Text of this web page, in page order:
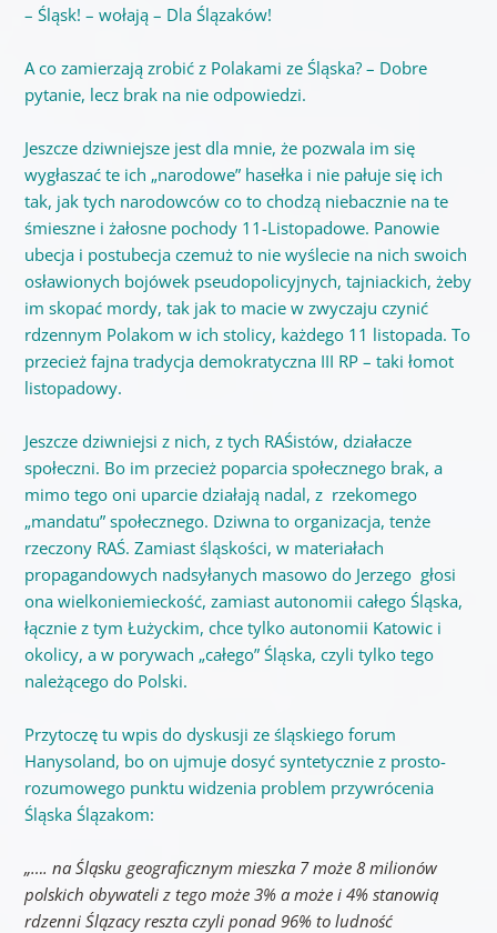
– Śląsk! – wołają – Dla Ślązaków!
A co zamierzają zrobić z Polakami ze Śląska? – Dobre
pytanie, lecz brak na nie odpowiedzi.
Jeszcze dziwniejsze jest dla mnie, że pozwala im się
wygłaszać te ich „narodowe” hasełka i nie pałuje się ich
tak, jak tych narodowców co to chodzą niebacznie na te
śmieszne i żałosne pochody 11-Listopadowe. Panowie
ubecja i postubecja czemuż to nie wyślecie na nich swoich
osławionych bojówek pseudopolicyjnych, tajniackich, żeby
im skopać mordy, tak jak to macie w zwyczaju czynić
rdzennym Polakom w ich stolicy, każdego 11 listopada. To
przecież fajna tradycja demokratyczna III RP – taki łomot
listopadowy.
Jeszcze dziwniejsi z nich, z tych RAŚistów, działacze
społeczni. Bo im przecież poparcia społecznego brak, a
mimo tego oni uparcie działają nadal, z rzekomego
„mandatu” społecznego. Dziwna to organizacja, tenże
rzeczony RAŚ. Zamiast śląskości, w materiałach
propagandowych nadsyłanych masowo do Jerzego głosi
ona wielkoniemieckość, zamiast autonomii całego Śląska,
łącznie z tym Łużyckim, chce tylko autonomii Katowic i
okolicy, a w porywach „całego” Śląska, czyli tylko tego
należącego do Polski.
Przytoczę tu wpis do dyskusji ze śląskiego forum
Hanysoland, bo on ujmuje dosyć syntetycznie z prosto-
rozumowego punktu widzenia problem przywrócenia
Śląska Ślązakom:
„…. na Śląsku geograficznym mieszka 7 może 8 milionów
polskich obywateli z tego może 3% a może i 4% stanowią
rdzenni Ślązacy reszta czyli ponad 96% to ludność